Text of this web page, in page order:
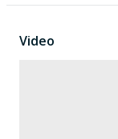
Video